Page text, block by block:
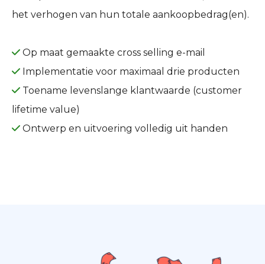
het verhogen van hun totale aankoopbedrag(en).
Op maat gemaakte cross selling e-mail
Implementatie voor maximaal drie producten
Toename levenslange klantwaarde (customer
lifetime value)
Ontwerp en uitvoering volledig uit handen